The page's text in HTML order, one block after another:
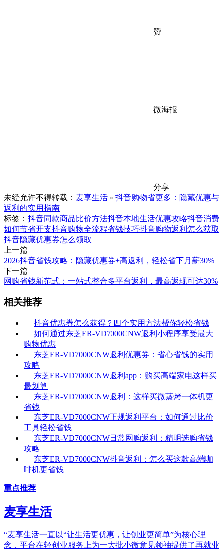
赞
微海报
分享
未经允许不得转载： 麦享生活 » 抖音购物省更多：隐藏优惠与
返利的实用指南
标签： 抖音同款商品比价方法抖音本地生活优惠攻略抖音消费
如何节省开支抖音购物全流程省钱技巧抖音购物返利怎么获取
抖音隐藏优惠券怎么领取
上一篇
2026抖音省钱攻略：隐藏优惠券+高返利，轻松省下月薪30%
下一篇
网购省钱新范式：一站式整合多平台返利，最高返现可达30%
相关推荐
抖音优惠券怎么获得？四个实用方法帮你轻松省钱
如何通过东芝ER-VD7000CNW返利小程序享受最大
购物优惠
东芝ER-VD7000CNW返利优惠券：省心省钱的实用
攻略
东芝ER-VD7000CNW返利app：购买高端家电这样买
最划算
东芝ER-VD7000CNW返利：这样买微蒸烤一体机更
省钱
东芝ER-VD7000CNW正规返利平台：如何通过比价
工具轻松省钱
东芝ER-VD7000CNW日常网购返利：精明选购省钱
攻略
东芝ER-VD7000CNW抖音返利：怎么买这款高端咖
啡机更省钱
重点推荐
麦享生活
“麦享生活一直以“让生活更优惠，让创业更简单”为核心理
念，平台在轻创业服务上为一大批小微意见领袖提供了再就业